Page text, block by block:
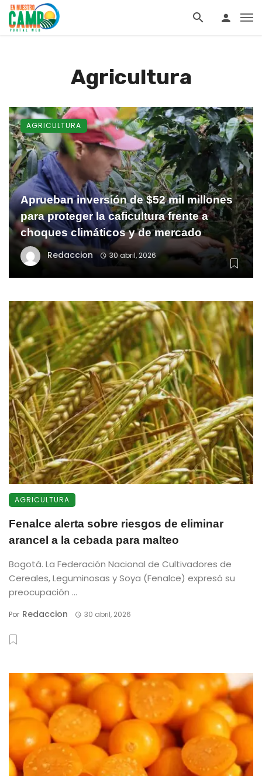
Agricultura
Aprueban inversión de $52 mil millones
para proteger la caficultura frente a
choques climáticos y de mercado
Redaccion 30 abril, 2026
AGRICULTURA
AGRICULTURA
Fenalce alerta sobre riesgos de eliminar
arancel a la cebada para malteo
Bogotá. La Federación Nacional de Cultivadores de
Cereales, Leguminosas y Soya (Fenalce) expresó su
preocupación ...
Por Redaccion 30 abril, 2026